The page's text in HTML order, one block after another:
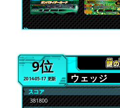
9位
2014-05-17 更新 ウェッジ
381800